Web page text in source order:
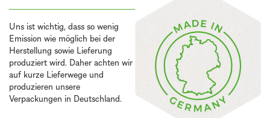
Uns ist wichtig, dass so wenig
Emission wie möglich bei der
Herstellung sowie Lieferung
produziert wird. Daher achten wir
auf kurze Lieferwege und
produzieren unsere
Verpackungen in Deutschland.